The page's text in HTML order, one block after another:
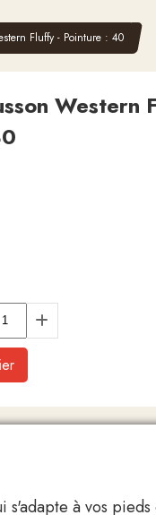
Fluffy - Pointure : 40
Western
à vos